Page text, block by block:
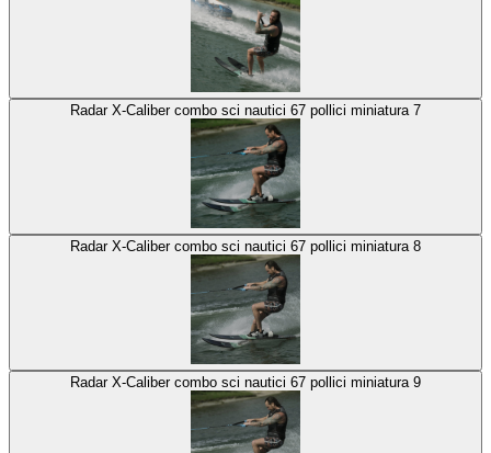
Radar X-Caliber combo sci nautici 67 pollici miniatura 7
Radar X-Caliber combo sci nautici 67 pollici miniatura 8
Radar X-Caliber combo sci nautici 67 pollici miniatura 9